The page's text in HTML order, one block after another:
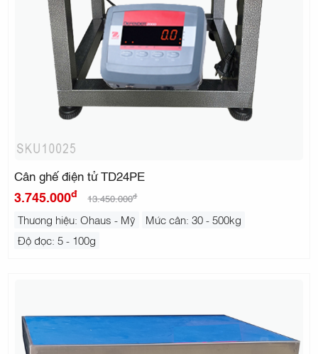
Cân ghế điện tử TD24PE
3.745.000đ 13.450.000đ
Thương hiệu: Ohaus - Mỹ
Mức cân: 30 - 500kg
Độ đọc: 5 - 100g